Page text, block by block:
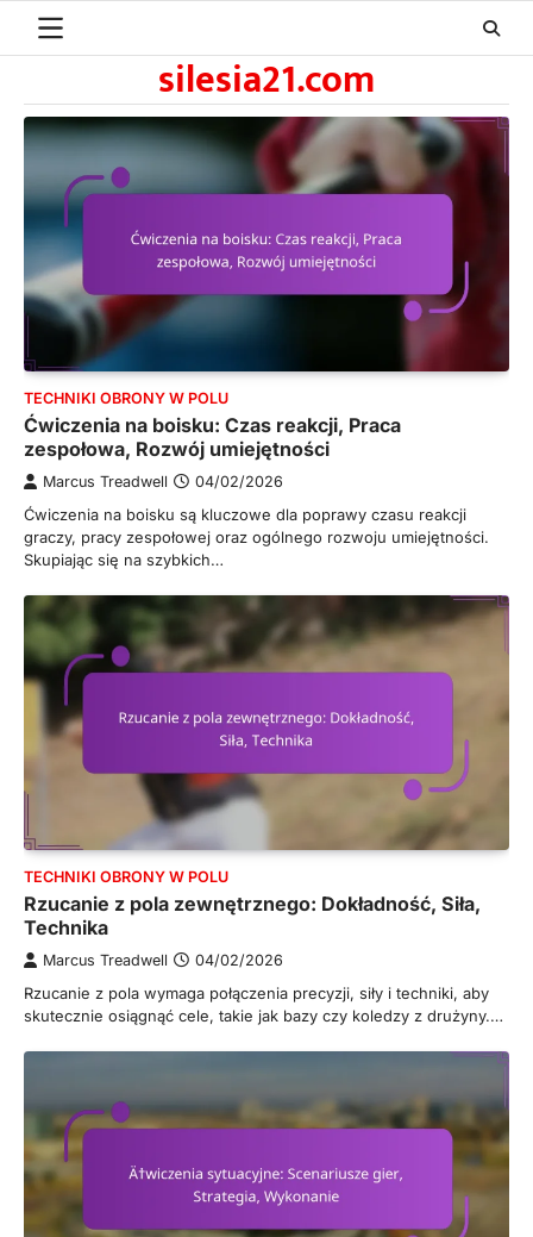
silesia21.com
TECHNIKI OBRONY W POLU
Ćwiczenia na boisku: Czas reakcji, Praca
zespołowa, Rozwój umiejętności
Marcus Treadwell 04/02/2026
Ćwiczenia na boisku są kluczowe dla poprawy czasu reakcji
graczy, pracy zespołowej oraz ogólnego rozwoju umiejętności.
Skupiając się na szybkich…
TECHNIKI OBRONY W POLU
Rzucanie z pola zewnętrznego: Dokładność, Siła,
Technika
Marcus Treadwell 04/02/2026
Rzucanie z pola wymaga połączenia precyzji, siły i techniki, aby
skutecznie osiągnąć cele, takie jak bazy czy koledzy z drużyny.…